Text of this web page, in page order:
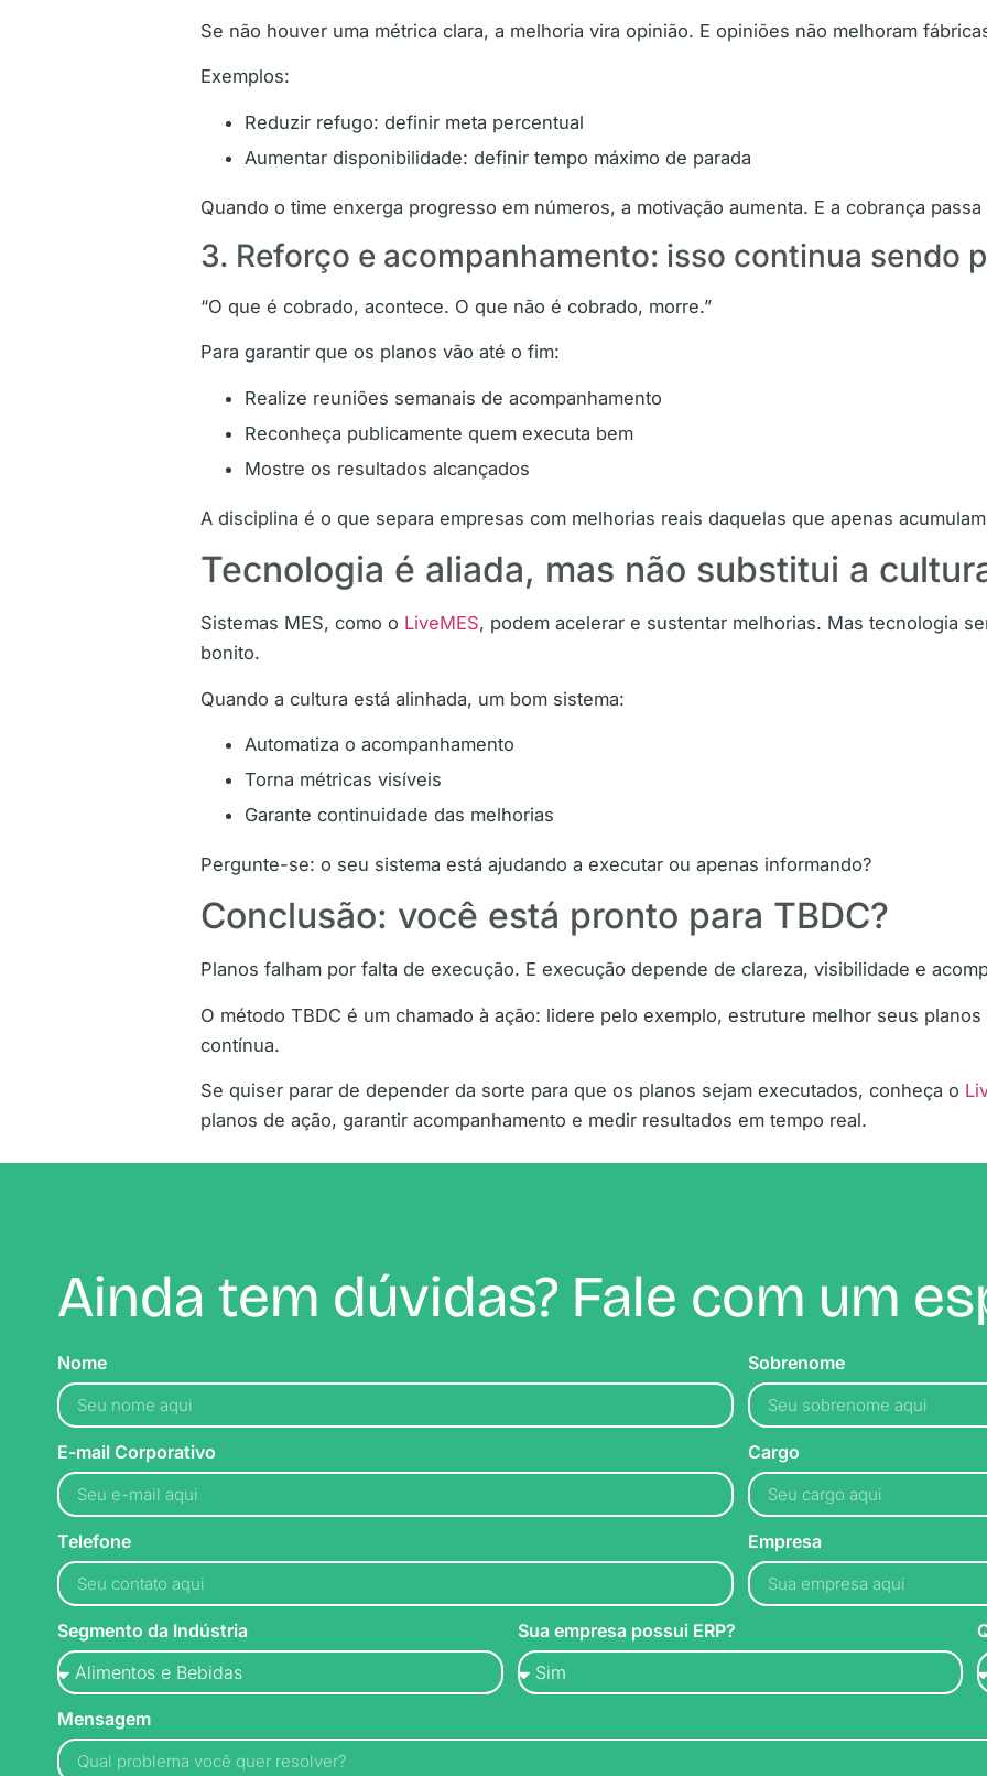
Se não houver uma métrica clara, a melhoria vira opinião. E opiniões não melhoram
Exemplos:
Reduzir refugo: definir meta percentual
Aumentar disponibilidade: definir tempo máximo de parada
Quando o time enxerga progresso em números, a motivação aumenta. E a cobrança
3. Reforço e acompanhamento: isso continua sendo
“O que é cobrado, acontece. O que não é cobrado, morre.”
Para garantir que os planos vão até o fim:
Realize reuniões semanais de acompanhamento
Reconheça publicamente quem executa bem
Mostre os resultados alcançados
A disciplina é o que separa empresas com melhorias reais daquelas que apenas
Tecnologia é aliada, mas não substitui a
Sistemas MES, como o LiveMES, podem acelerar e sustentar melhorias. Mas tecnologia
bonito.
Quando a cultura está alinhada, um bom sistema:
Automatiza o acompanhamento
Torna métricas visíveis
Garante continuidade das melhorias
Pergunte-se: o seu sistema está ajudando a executar ou apenas informando?
Conclusão: você está pronto para TBDC?
Planos falham por falta de execução. E execução depende de clareza, visibilidade e
O método TBDC é um chamado à ação: lidere pelo exemplo, estruture melhor seus
contínua.
Se quiser parar de depender da sorte para que os planos sejam executados, conheça o
planos de ação, garantir acompanhamento e medir resultados em tempo real.
Ainda tem dúvidas? Fale com um
Nome Sobrenome
E-mail Corporativo Cargo
Telefone Empresa
Segmento da Indústria Sua empresa possui ERP?
Mensagem